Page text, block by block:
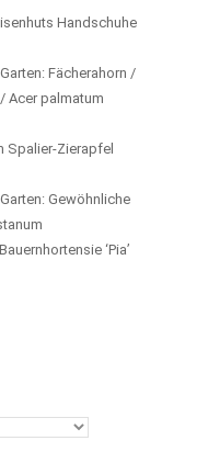
Handschuhe
Fächerahorn /
Acer palmatum
Spalier-Zierapfel
Gewöhnliche
‘Pia’